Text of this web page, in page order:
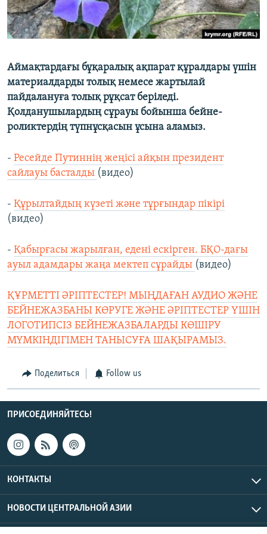
Аймақтардағы бұқаралық ақпарат құралдары үшін
материалдарды толық немесе жартылай
пайдалануға толық рұқсат беріледі.
Қолданушылардың сұрауы бойынша бейне-
роликтердің түпнұсқасын ұсына аламыз.
- Ресейде Путиннің жеңісі айқын президент
сайлауы басталды (видео)
- Құрылтайдың күзеті және тұрғындар пікірі
(видео)
- Қабырғасы жарылған, едені ескірген. БҚО-дағы
ауыл адамдары жаңа мектеп сұрайды (видео)
ҚҰРМЕТТІ ӘРІПТЕСТЕР! МЫҢДАҒАН АУДИО ЖӘНЕ
БЕЙНЕЖАЗБАНЫ КӨРУГЕ ЖӘНЕ ӘРІПТЕСТЕР ҮШІН
ЛОГОТИПСІЗ БЕЙНЕЖАЗБАЛАРДЫ КӨШІРУ
МҮМКІНДІГІМЕН ТАНЫСУҒА ШАҚЫРАМЫЗ.
Поделиться Follow us
ПРИСОЕДИНЯЙТЕСЬ!
КОНТАКТЫ
НОВОСТИ ЦЕНТРАЛЬНОЙ АЗИИ